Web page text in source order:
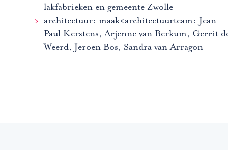
lakfabrieken en gemeente Zwolle
architectuur: maak<architectuurteam: Jean-
Paul Kerstens, Arjenne van Berkum, Gerrit
Weerd, Jeroen Bos, Sandra van Arragon